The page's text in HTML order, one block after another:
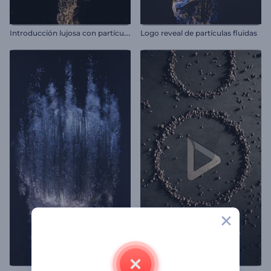
I
ntroducción lujosa con partículas doradas Logo reveal de partículas fluidas